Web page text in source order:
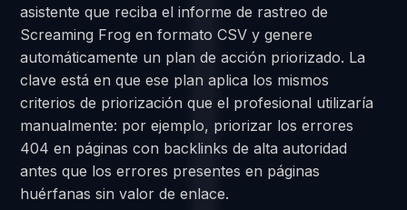
asistente que reciba el informe de rastreo de
Screaming Frog en formato CSV y genere
automáticamente un plan de acción priorizado. La
clave está en que ese plan aplica los mismos
criterios de priorización que el profesional utilizaría
manualmente: por ejemplo, priorizar los errores
404 en páginas con backlinks de alta autoridad
antes que los errores presentes en páginas
huérfanas sin valor de enlace.